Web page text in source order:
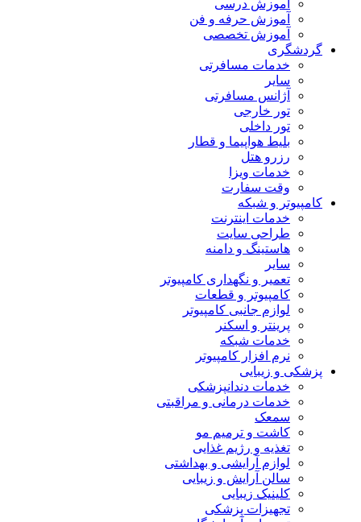
آموزش درسی
آموزش حرفه و فن
آموزش تخصصی
گردشگری
خدمات مسافرتی
سایر
آژانس مسافرتی
تور خارجی
تور داخلی
بلیط هواپیما و قطار
رزرو هتل
خدمات ویزا
وقت سفارت
کامپیوتر و شبکه
خدمات اینترنت
طراحی سایت
هاستینگ و دامنه
سایر
تعمیر و نگهداری کامپیوتر
کامپیوتر و قطعات
لوازم جانبی کامپیوتر
پرینتر و اسکنر
خدمات شبکه
نرم افزار کامپیوتر
پزشکی و زیبایی
خدمات دندانپزشکی
خدمات درمانی و مراقبتی
سمعک
کاشت و ترمیم مو
تغذیه و رژیم غذایی
لوازم آرایشی و بهداشتی
سالن آرایش و زیبایی
کلینیک زیبایی
تجهیزات پزشکی